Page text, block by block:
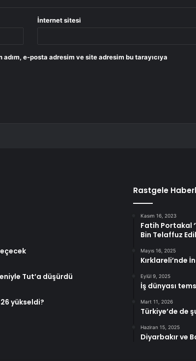
İnternet sitesi
e-posta adresim ve site adresim bu tarayıcıya
Tut’a düşürdü
yükseldi?
Rastgele
Kasım 16, 2023
Fatih Portakal
Bin Telaffuz
Mayıs 16, 2025
Kırklareli’nde
Eylül 9, 2025
İş dünyası
Mart 11, 2026
Türkiye’de de
Haziran 15, 2025
Diyarbakır ve